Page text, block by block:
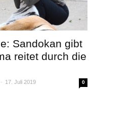
Sandokan gibt
reitet durch die
- 17. Juli 2019 0